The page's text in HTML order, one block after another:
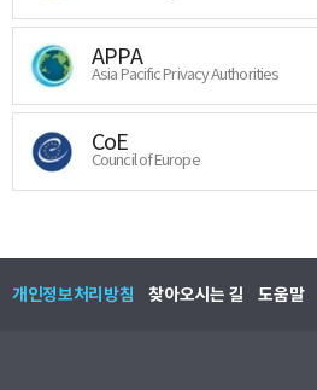
APPA
Asia Pacific Privacy Authorities
CoE
Council of Europe
개인정보처리방침 찾아오시는 길 도움말